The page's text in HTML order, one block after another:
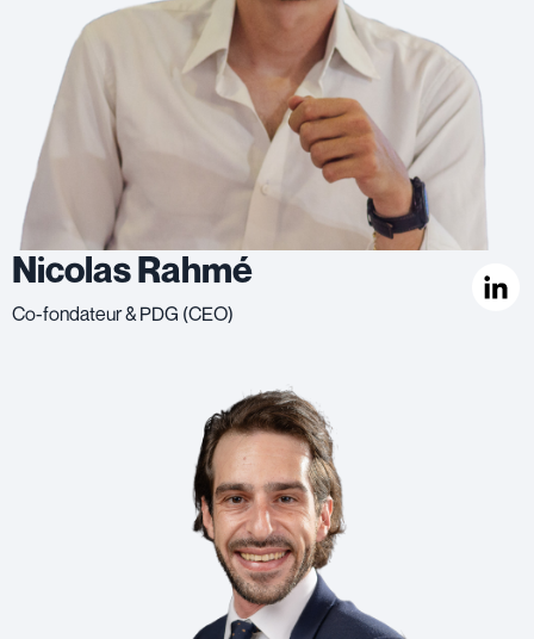
Nicolas Rahmé
Co-fondateur & PDG (CEO)